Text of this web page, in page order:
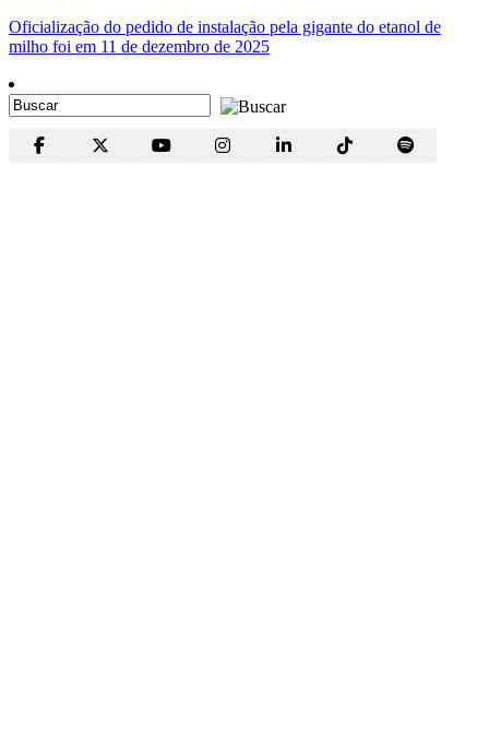
Oficialização do pedido de instalação pela gigante do etanol de
milho foi em 11 de dezembro de 2025